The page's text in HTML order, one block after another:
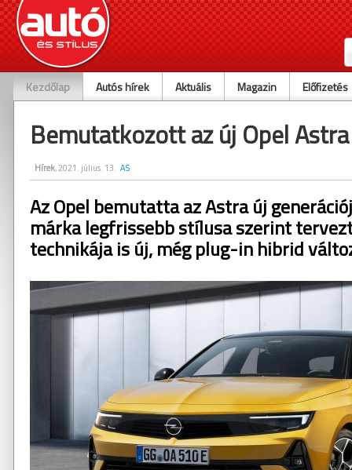
Kezdőlap Autós hírek Aktuális Magazin Előfizetés
Bemutatkozott az új Opel Astra
Hírek, 2021. július. 13. AS
Az Opel bemutatta az Astra új
márka legfrissebb stílusa szerint
technikája is új, még plug-in hibrid